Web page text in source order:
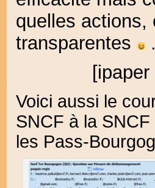
quelles actions,
transparentes
Voici aussi le
SNCF à la
les Pass-